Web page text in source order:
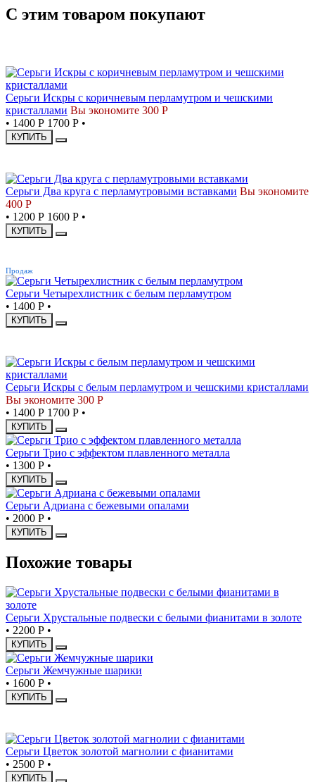
С этим товаром покупают
Серьги Искры с коричневым перламутром и чешскими
кристаллами Вы экономите 300 Р
• 1400 Р 1700 Р •
КУПИТЬ
Серьги Два круга с перламутровыми вставками Вы экономите
400 Р
• 1200 Р 1600 Р •
КУПИТЬ
Продаж
Серьги Четырехлистник с белым перламутром
• 1400 Р •
КУПИТЬ
Серьги Искры с белым перламутром и чешскими кристаллами
Вы экономите 300 Р
• 1400 Р 1700 Р •
КУПИТЬ
Серьги Трио с эффектом плавленного металла
• 1300 Р •
КУПИТЬ
Серьги Адриана с бежевыми опалами
• 2000 Р •
КУПИТЬ
Похожие товары
Серьги Хрустальные подвески с белыми фианитами в золоте
• 2200 Р •
КУПИТЬ
Серьги Жемчужные шарики
• 1600 Р •
КУПИТЬ
Серьги Цветок золотой магнолии с фианитами
• 2500 Р •
КУПИТЬ